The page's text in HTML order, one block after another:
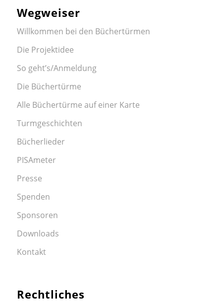
Wegweiser
Willkommen bei den Büchertürmen
Die Projektidee
So geht’s/Anmeldung
Die Büchertürme
Alle Büchertürme auf einer Karte
Turmgeschichten
Bücherlieder
PISAmeter
Presse
Spenden
Sponsoren
Downloads
Kontakt
Rechtliches